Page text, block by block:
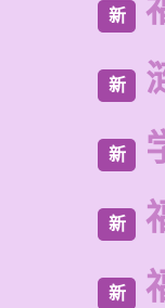
新
新
新
新
新